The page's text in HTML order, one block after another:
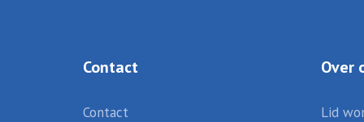
Contact
Contact
Over
Lid